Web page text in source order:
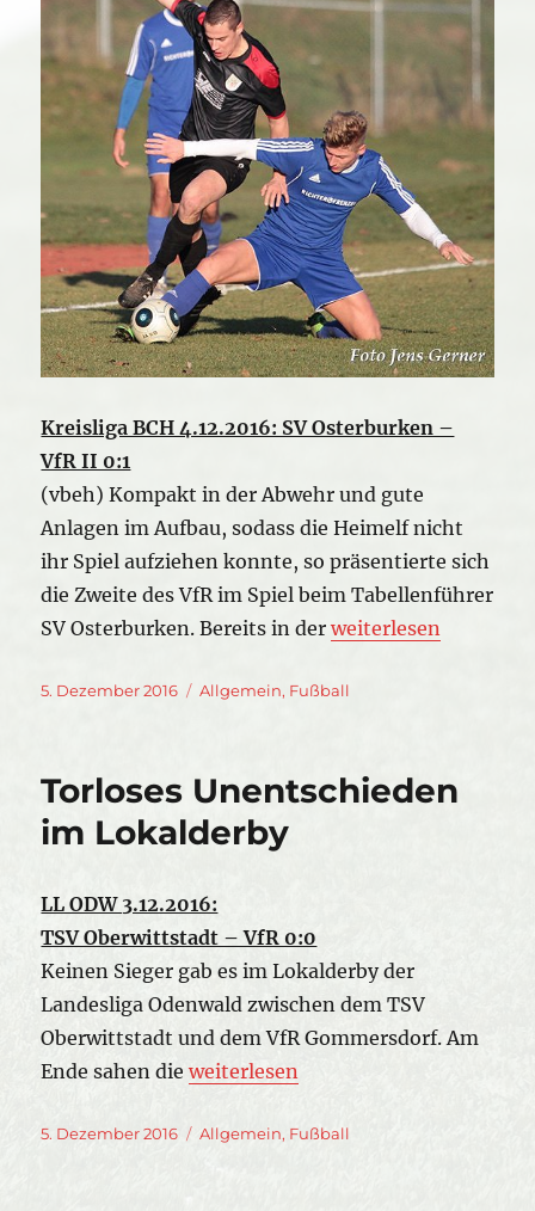
Kreisliga BCH 4.12.2016: SV Osterburken –
VfR II 0:1
(vbeh) Kompakt in der Abwehr und gute
Anlagen im Aufbau, sodass die Heimelf nicht
ihr Spiel aufziehen konnte, so präsentierte sich
die Zweite des VfR im Spiel beim Tabellenführer
SV Osterburken. Bereits in der„1:0-Sieg beim
weiterlesen
Veröffentlicht
5. Dezember 2016 Kategorien
Allgemein, Fußball
Torloses Unentschieden
im Lokalderby
LL ODW 3.12.2016:
TSV Oberwittstadt – VfR 0:0
Keinen Sieger gab es im Lokalderby der
Landesliga Odenwald zwischen dem TSV
Oberwittstadt und dem VfR Gommersdorf. Am
Ende sahen die„Torloses Unentschieden im
weiterlesen
Veröffentlicht
5. Dezember 2016 Kategorien
Allgemein, Fußball